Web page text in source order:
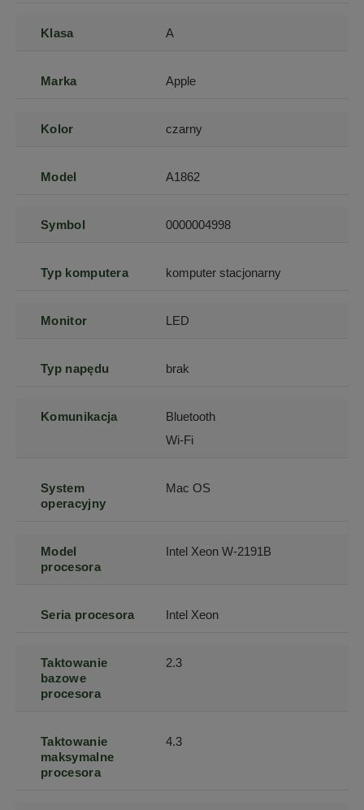
Klasa A
Marka Apple
Kolor czarny
Model A1862
Symbol 0000004998
Typ komputera komputer stacjonarny
Monitor LED
Typ napędu brak
Komunikacja
Bluetooth
Wi-Fi
System
operacyjny
Mac OS
Model
procesora
Intel Xeon W-2191B
Seria procesora Intel Xeon
Taktowanie
bazowe
procesora
2.3
Taktowanie
maksymalne
procesora
4.3